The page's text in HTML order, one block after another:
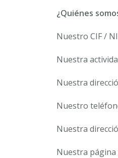
¿Quiénes
Nuestro CIF /
Nuestra
Nuestra
Nuestro
Nuestra
Nuestra página